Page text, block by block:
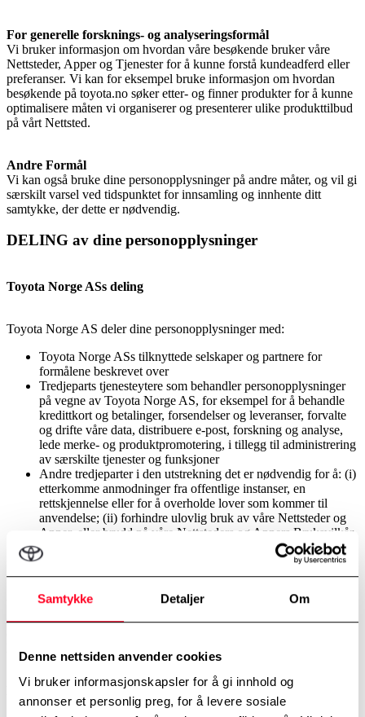
Samtykke Detaljer Om
Denne nettsiden anvender cookies
Vi bruker informasjonskapsler for å gi innhold og
annonser et personlig preg, for å levere sosiale
For generelle forsknings- og analyseringsformål
Vi bruker informasjon om hvordan våre besøkende bruker våre
Nettsteder, Apper og Tjenester for å kunne forstå kundeadferd eller
preferanser. Vi kan for eksempel bruke informasjon om hvordan
besøkende på toyota.no søker etter- og finner produkter for å kunne
optimalisere måten vi organiserer og presenterer ulike produkttilbud
på vårt Nettsted.
Andre Formål
Vi kan også bruke dine personopplysninger på andre måter, og vil gi
særskilt varsel ved tidspunktet for innsamling og innhente ditt
samtykke, der dette er nødvendig.
DELING av dine personopplysninger
Toyota Norge ASs deling
Toyota Norge AS deler dine personopplysninger med:
Toyota Norge ASs tilknyttede selskaper og partnere for
formålene beskrevet over
Tredjeparts tjenesteytere som behandler personopplysninger
på vegne av Toyota Norge AS, for eksempel for å behandle
kredittkort og betalinger, forsendelser og leveranser, forvalte
og drifte våre data, distribuere e-post, forskning og analyse,
lede merke- og produktpromotering, i tillegg til administrering
av særskilte tjenester og funksjoner
Andre tredjeparter i den utstrekning det er nødvendig for å: (i)
etterkomme anmodninger fra offentlige instanser, en
rettskjennelse eller for å overholde lover som kommer til
anvendelse; (ii) forhindre ulovlig bruk av våre Nettsteder og
Apper, eller brudd på våre Nettsteders og Appers Bruksvilkår
og våre retningslinjer; (iii) beskytte oss mot krav fra tredjepart;
og (iv) bistå med forebygging av svindel eller undersøkelse av
svindel (for eksempel forfalskning).
Vi kan også overføre dine personopplysninger som er i vår besittelse
dersom vi overdrar hele eller deler av vår virksomhet eller eiendeler
Din deling